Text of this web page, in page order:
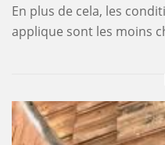
En plus de cela, les
applique sont les moins